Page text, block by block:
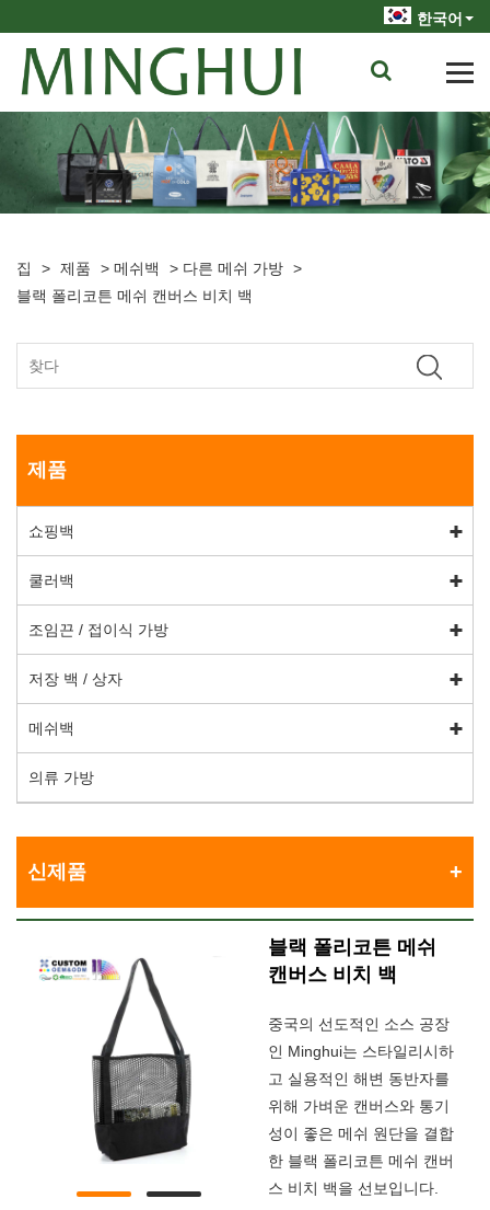
한국어
집 > 제품 > 메쉬백 > 다른 메쉬 가방 >
블랙 폴리코튼 메쉬 캔버스 비치 백
제품
쇼핑백
쿨러백
조임끈 / 접이식 가방
저장 백 / 상자
메쉬백
의류 가방
신제품
블랙 폴리코튼 메쉬
캔버스 비치 백
중국의 선도적인 소스 공장
인 Minghui는 스타일리시하
고 실용적인 해변 동반자를
위해 가벼운 캔버스와 통기
성이 좋은 메쉬 원단을 결합
한 블랙 폴리코튼 메쉬 캔버
스 비치 백을 선보입니다.